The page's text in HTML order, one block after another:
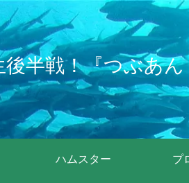
後半戦！『つぶあ
ハムスター プ